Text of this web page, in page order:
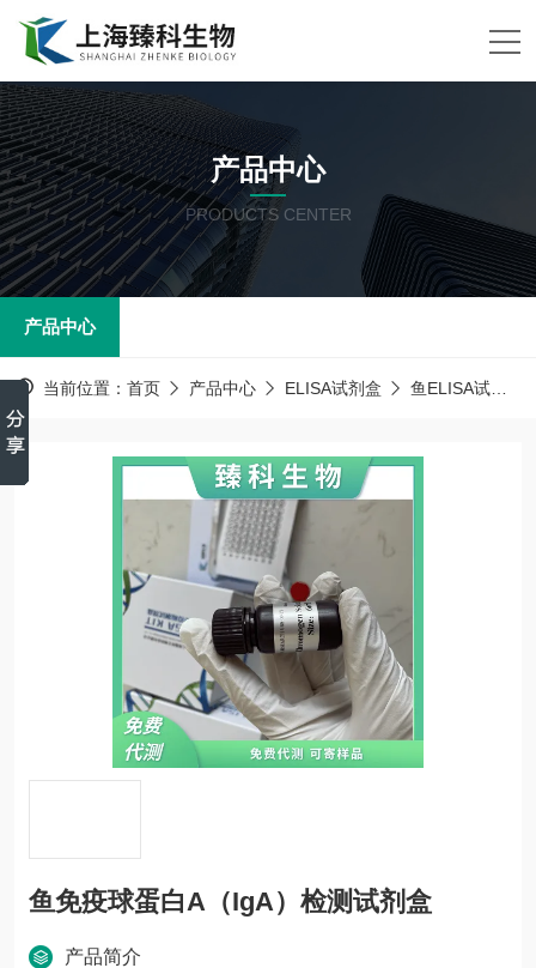
产品中心
PRODUCTS CENTER
产品中心
当前位置： 首页 产品中心 ELISA试剂盒 鱼ELISA试剂盒
鱼免疫球蛋白A（IgA）检测试剂盒
产品简介